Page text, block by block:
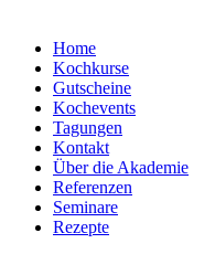
Home
Kochkurse
Gutscheine
Kochevents
Tagungen
Kontakt
Über die Akademie
Referenzen
Seminare
Rezepte